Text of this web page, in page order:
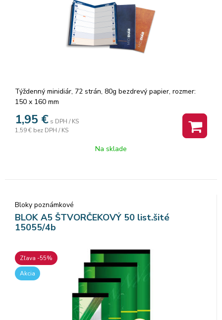
Týždenný minidiár, 72 strán, 80g bezdrevý papier, rozmer:
150 x 160 mm
1,95 € s DPH / KS
1,59 € bez DPH / KS
Na sklade
Bloky poznámkové
BLOK A5 ŠTVORČEKOVÝ 50 list.šité
15055/4b
Zľava -55%
Akcia